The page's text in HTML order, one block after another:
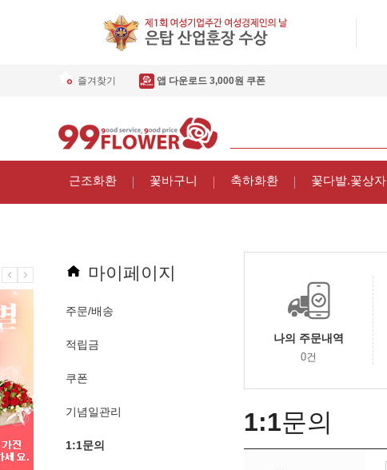
즐겨찾기 앱 다운로드 3,000원 쿠폰
근조화환 꽃바구니 축하화환 꽃다발.꽃상자
마이페이지
주문/배송
적립금
쿠폰
기념일관리
1:1문의
나의 주문내역
0건
1:1문의